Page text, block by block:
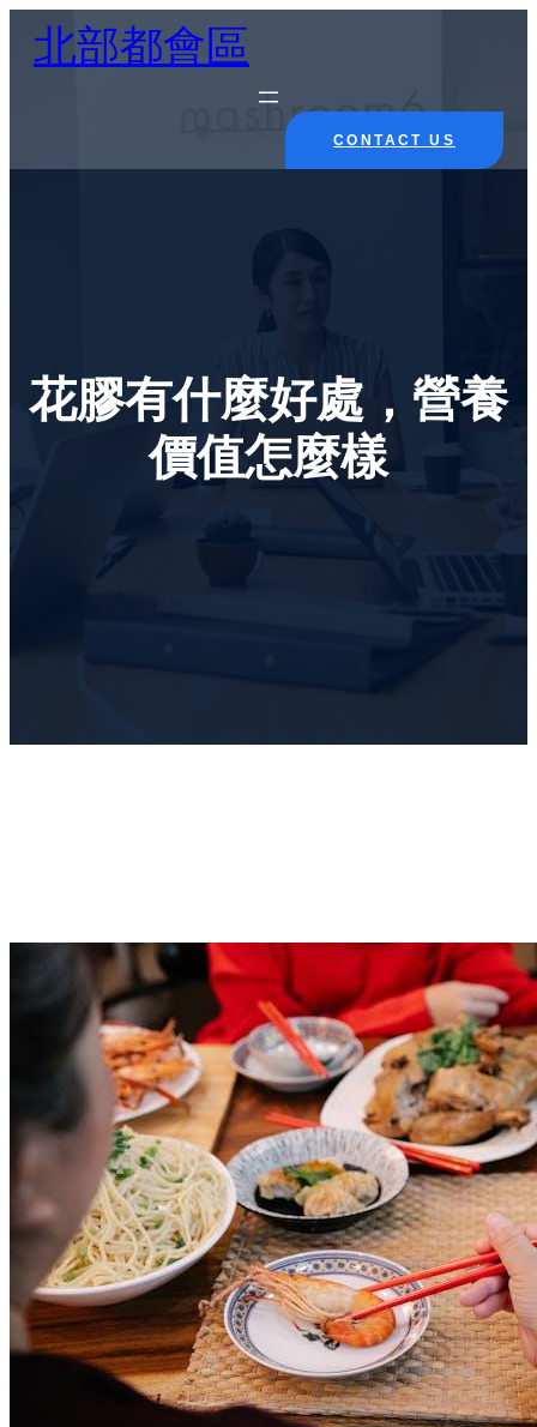
北部都會區
CONTACT US
花膠有什麼好處，營養
價值怎麼樣